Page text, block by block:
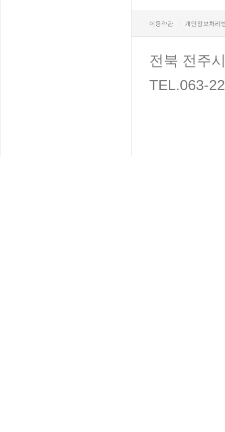
이용약관 개인정보처리
전북 전주
TEL.063-